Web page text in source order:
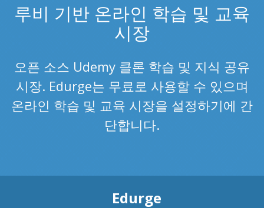
루비 기반 온라인 학습 및 교육
시장
오픈 소스 Udemy 클론 학습 및 지식 공유
시장. Edurge는 무료로 사용할 수 있으며
온라인 학습 및 교육 시장을 설정하기에 간
단합니다.
Edurge